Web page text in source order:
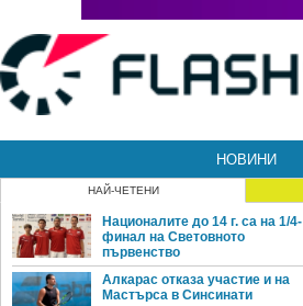
НОВИНИ
НАЙ-ЧЕТЕНИ
Националите до 14 г. са на 1/4-
финал на Световното
първенство
Алкарас отказа участие и на
Мастърса в Синсинати